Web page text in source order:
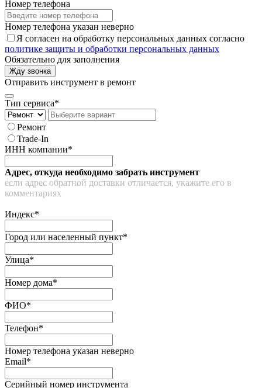
Номер телефона
Номер телефона указан неверно
Я согласен на обработку персональных данных согласно
политике защиты и обработки персональных данных
Обязательно для заполнения
Жду звонка
Отправить инструмент в ремонт
Тип сервиса*
Ремонт
Trade-In
ИНН компании*
Адрес, откуда необходимо забрать инструмент
если адрес обратной доставки отличается, укажите его в
комментариях
Индекс*
Город или населенный пункт*
Улица*
Номер дома*
ФИО*
Телефон*
Номер телефона указан неверно
Email*
Серийный номер инструмента